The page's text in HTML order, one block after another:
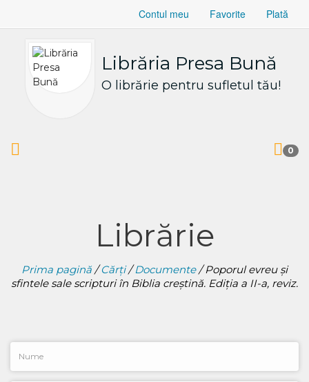
Contul meu Favorite Plată
Librăria Presa Bună
O librărie pentru sufletul tău!
0
Librărie
Prima pagină /Cărți/Documente/ Poporul evreu şi
sfintele sale scripturi în Biblia creştină. Ediţia a II-a, reviz.